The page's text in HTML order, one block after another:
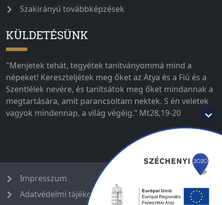
Szakirányú továbbképzések
KÜLDETÉSÜNK
"Menjetek tehát, tegyétek tanítványommá mind a
népeket! Kereszteljétek meg őket az Atya és a Fiú és a
Szentlélek nevére, és tanítsátok meg őket mindannak a
megtartására, amit parancsoltam nektek. S én veletek
vagyok mindennap, a világ végéig.” Mt28,19-20
Impresszum
Adatvédelmi tájékoztató